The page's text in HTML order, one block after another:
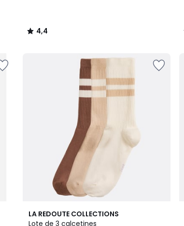
4,4
/
LA REDOUTE COLLECTIONS
Lote de 3 calcetines
2,5
/ 5
2
Colores